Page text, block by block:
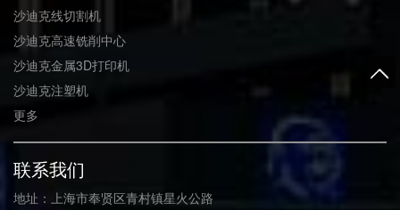
沙迪克线切割机
沙迪克高速铣削中心
沙迪克金属3D打印机
沙迪克注塑机
更多
联系我们
地址：上海市奉贤区青村镇星火公路